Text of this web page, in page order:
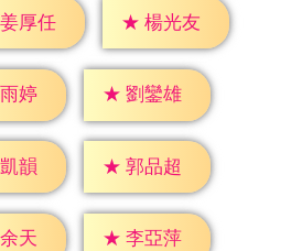
姜厚任 ★ 楊光友
婷 ★ 劉鑾雄
韻 ★ 郭品超
余天 ★ 李亞萍